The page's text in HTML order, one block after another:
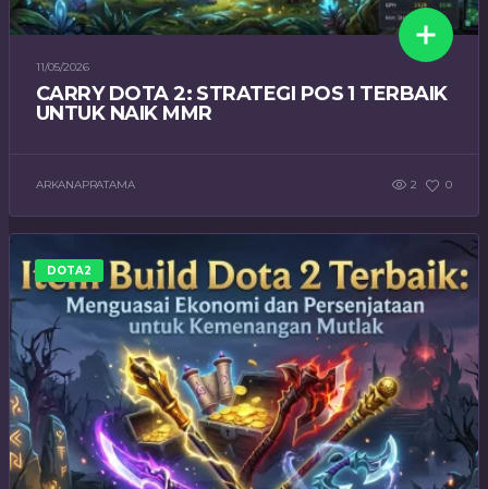
11/05/2026
CARRY DOTA 2: STRATEGI POS 1 TERBAIK
UNTUK NAIK MMR
ARKANAPRATAMA 2 0
DOTA2